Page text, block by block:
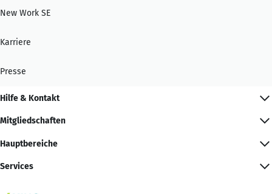
New Work SE
Karriere
Presse
Hilfe & Kontakt
Mitgliedschaften
Hauptbereiche
Services